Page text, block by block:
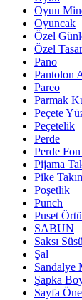
Oyun
Oyuncak
Özel
Özel
Pano
Pantolon
Pareo
Parmak
Peçete
Peçetelik
Perde
Perde Fon
Pijama
Pike
Poşetlik
Punch
Puset
SABUN
Saksı
Şal
Sandalye
Şapka
Sayfa